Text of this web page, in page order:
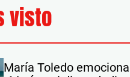
visto
María Toledo